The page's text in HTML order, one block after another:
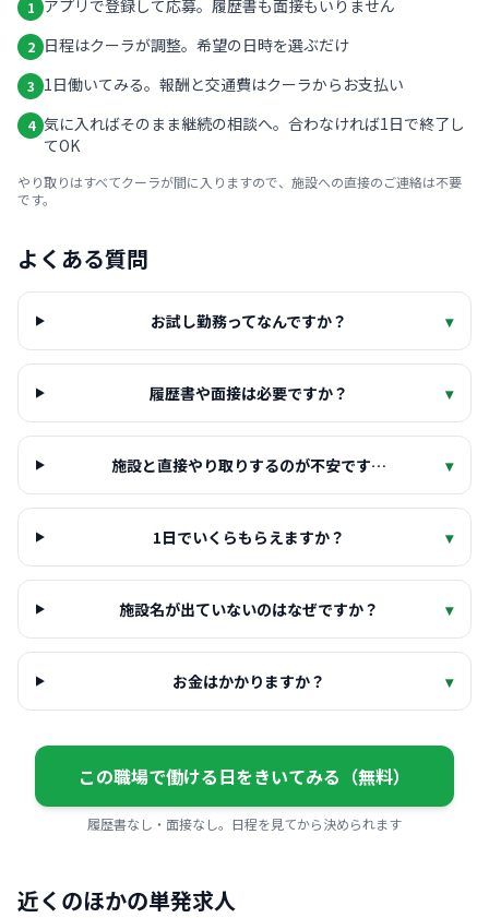
1 アプリで登録して応募。履歴書も面接もいりません
2 日程はクーラが調整。希望の日時を選ぶだけ
3 1日働いてみる。報酬と交通費はクーラからお支払い
4 気に入ればそのまま継続の相談へ。合わなければ1日で終了し
てOK
やり取りはすべてクーラが間に入りますので、施設への直接のご連絡は不要
です。
よくある質問
お試し勤務ってなんですか？ ▾
履歴書や面接は必要ですか？ ▾
施設と直接やり取りするのが不安です… ▾
1日でいくらもらえますか？ ▾
施設名が出ていないのはなぜですか？ ▾
お金はかかりますか？ ▾
この職場で働ける日をきいてみる（無料）
履歴書なし・面接なし。日程を見てから決められます
近くのほかの単発求人